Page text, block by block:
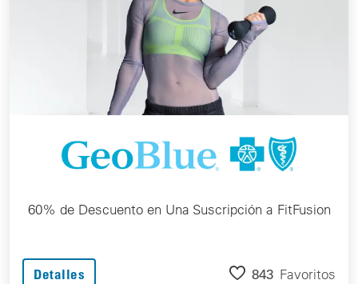
60% de Descuento en Una Suscripción a FitFusion
Detalles 843 Favoritos